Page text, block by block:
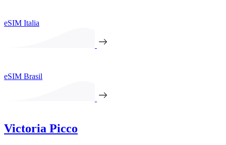
eSIM Italia
eSIM Brasil
Victoria Picco